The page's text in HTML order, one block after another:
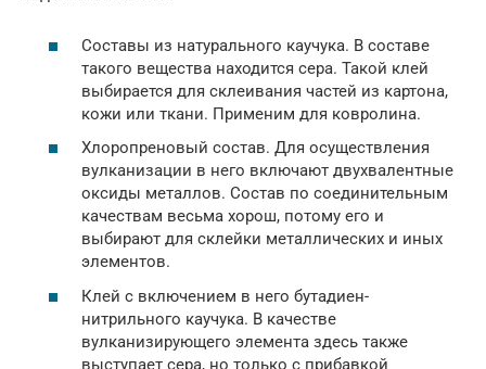
Составы из натурального каучука. В составе
такого вещества находится сера. Такой клей
выбирается для склеивания частей из картона,
кожи или ткани. Применим для ковролина.
Хлоропреновый состав. Для осуществления
вулканизации в него включают двухвалентные
оксиды металлов. Состав по соединительным
качествам весьма хорош, потому его и
выбирают для склейки металлических и иных
элементов.
Клей с включением в него бутадиен-
нитрильного каучука. В качестве
вулканизирующего элемента здесь также
выступает сера, но только с прибавкой